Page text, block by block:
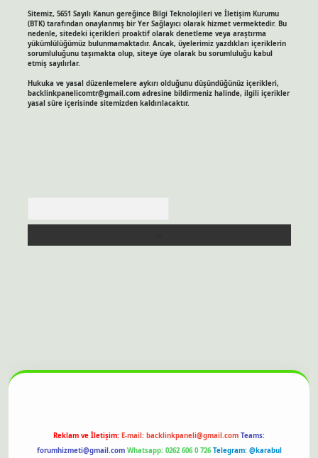
Sitemiz, 5651 Sayılı Kanun gereğince Bilgi Teknolojileri ve İletişim Kurumu
(BTK) tarafından onaylanmış bir Yer Sağlayıcı olarak hizmet vermektedir. Bu
nedenle, sitedeki içerikleri proaktif olarak denetleme veya araştırma
yükümlülüğümüz bulunmamaktadır. Ancak, üyelerimiz yazdıkları içeriklerin
sorumluluğunu taşımakta olup, siteye üye olarak bu sorumluluğu kabul
etmiş sayılırlar.
Hukuka ve yasal düzenlemelere aykırı olduğunu düşündüğünüz içerikleri,
backlinkpanelicomtr@gmail.comadresine bildirmeniz halinde, ilgili içerikler
yasal süre içerisinde sitemizden kaldırılacaktır.
Reklam ve İletişim: E-mail: backlinkpaneli@gmail.com Teams:
forumhizmeti@gmail.com Whatsapp: 0262 606 0 726 Telegram: @karabul